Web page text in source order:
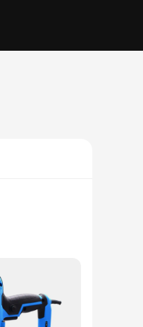
of daily use.
enjoying a